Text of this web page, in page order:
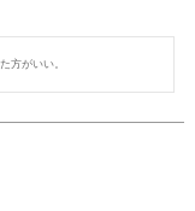
方がいい。